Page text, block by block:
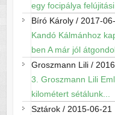
egy focipálya felújitási
Bíró Károly/ 2017-
Kandó Kálmánhoz
ben A már jól
Groszmann Lili/
3. Groszmann Lili
kilométert sétálunk...
Sztárok/ 2015-06-21